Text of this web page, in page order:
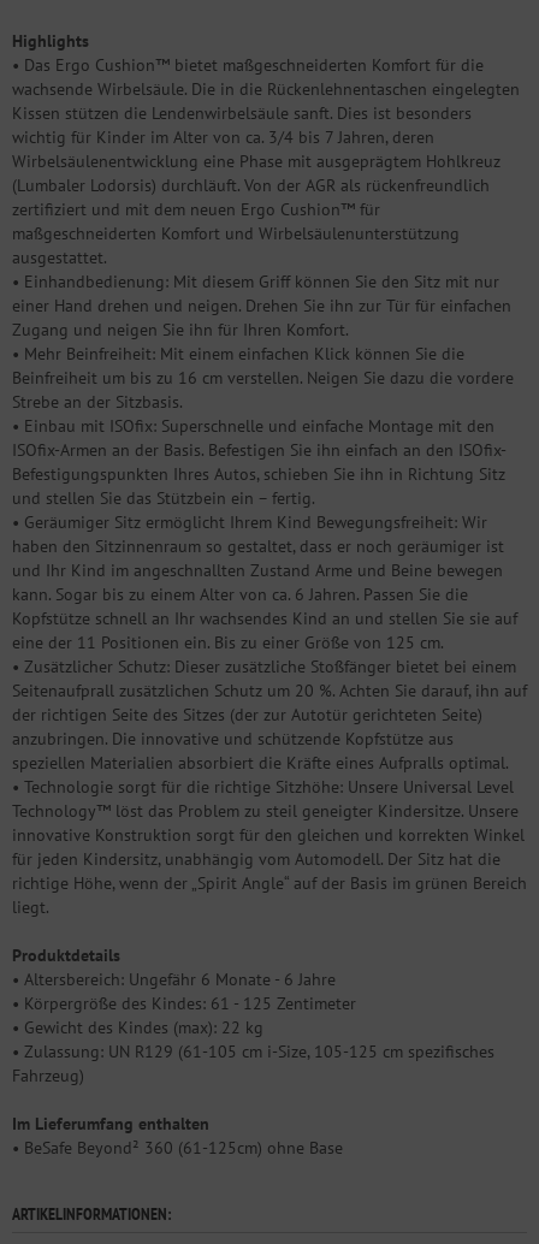
Highlights
• Das Ergo Cushion™ bietet maßgeschneiderten Komfort für die
wachsende Wirbelsäule. Die in die Rückenlehnentaschen eingelegten
Kissen stützen die Lendenwirbelsäule sanft. Dies ist besonders
wichtig für Kinder im Alter von ca. 3/4 bis 7 Jahren, deren
Wirbelsäulenentwicklung eine Phase mit ausgeprägtem Hohlkreuz
(Lumbaler Lodorsis) durchläuft. Von der AGR als rückenfreundlich
zertifiziert und mit dem neuen Ergo Cushion™ für
maßgeschneiderten Komfort und Wirbelsäulenunterstützung
ausgestattet.
• Einhandbedienung: Mit diesem Griff können Sie den Sitz mit nur
einer Hand drehen und neigen. Drehen Sie ihn zur Tür für einfachen
Zugang und neigen Sie ihn für Ihren Komfort.
• Mehr Beinfreiheit: Mit einem einfachen Klick können Sie die
Beinfreiheit um bis zu 16 cm verstellen. Neigen Sie dazu die vordere
Strebe an der Sitzbasis.
• Einbau mit ISOfix: Superschnelle und einfache Montage mit den
ISOfix-Armen an der Basis. Befestigen Sie ihn einfach an den ISOfix-
Befestigungspunkten Ihres Autos, schieben Sie ihn in Richtung Sitz
und stellen Sie das Stützbein ein – fertig.
• Geräumiger Sitz ermöglicht Ihrem Kind Bewegungsfreiheit: Wir
haben den Sitzinnenraum so gestaltet, dass er noch geräumiger ist
und Ihr Kind im angeschnallten Zustand Arme und Beine bewegen
kann. Sogar bis zu einem Alter von ca. 6 Jahren. Passen Sie die
Kopfstütze schnell an Ihr wachsendes Kind an und stellen Sie sie auf
eine der 11 Positionen ein. Bis zu einer Größe von 125 cm.
• Zusätzlicher Schutz: Dieser zusätzliche Stoßfänger bietet bei einem
Seitenaufprall zusätzlichen Schutz um 20 %. Achten Sie darauf, ihn auf
der richtigen Seite des Sitzes (der zur Autotür gerichteten Seite)
anzubringen. Die innovative und schützende Kopfstütze aus
speziellen Materialien absorbiert die Kräfte eines Aufpralls optimal.
• Technologie sorgt für die richtige Sitzhöhe: Unsere Universal Level
Technology™ löst das Problem zu steil geneigter Kindersitze. Unsere
innovative Konstruktion sorgt für den gleichen und korrekten Winkel
für jeden Kindersitz, unabhängig vom Automodell. Der Sitz hat die
richtige Höhe, wenn der „Spirit Angle“ auf der Basis im grünen Bereich
liegt.
Produktdetails
• Altersbereich: Ungefähr 6 Monate - 6 Jahre
• Körpergröße des Kindes: 61 - 125 Zentimeter
• Gewicht des Kindes (max): 22 kg
• Zulassung: UN R129 (61-105 cm i-Size, 105-125 cm spezifisches
Fahrzeug)
Im Lieferumfang enthalten
• BeSafe Beyond² 360 (61-125cm) ohne Base
ARTIKELINFORMATIONEN: